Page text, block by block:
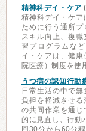
精神科デイ・ケア
精神科デイ・ケア
ために行う通所
スキル向上、復
習プログラムな
イ・ケアは、健
院医療）制度を使
うつ病の認知行動
日常生活の中で
負担を軽減させる
の共同作業を通じ
的に見直し、行動
回30分から60分